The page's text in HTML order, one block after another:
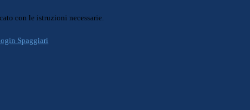
con le istruzioni necessarie.
Spaggiari